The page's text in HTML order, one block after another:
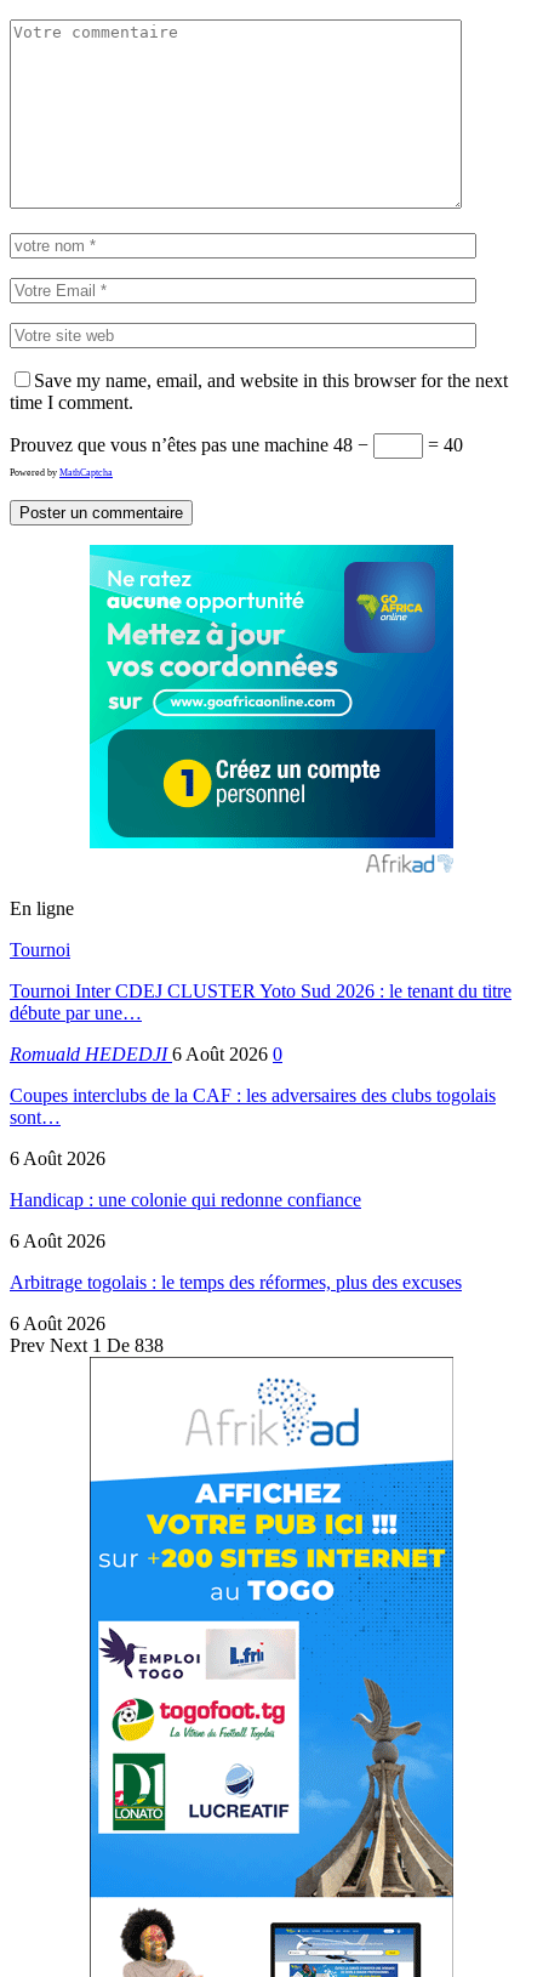
Save my name, email, and website in this browser for the next
time I comment.
Prouvez que vous n’êtes pas une machine 48 − = 40
Powered by MathCaptcha
En ligne
Tournoi
Tournoi Inter CDEJ CLUSTER Yoto Sud 2026 : le tenant du titre
débute par une…
Romuald HEDEDJI6 Août 2026 0
Coupes interclubs de la CAF : les adversaires des clubs togolais
sont…
6 Août 2026
Handicap : une colonie qui redonne confiance
6 Août 2026
Arbitrage togolais : le temps des réformes, plus des excuses
6 Août 2026
Prev Next 1 De 838